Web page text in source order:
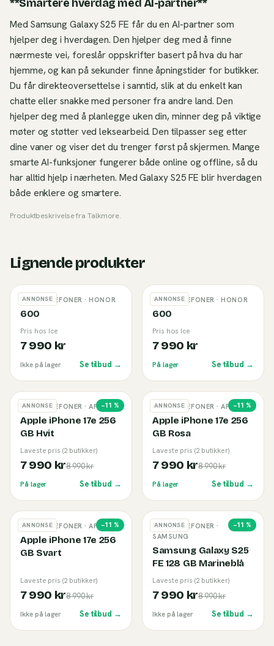
**Smartere hverdag med AI-partner**
Med Samsung Galaxy S25 FE får du en AI-partner som
hjelper deg i hverdagen. Den hjelper deg med å finne
nærmeste vei, foreslår oppskrifter basert på hva du har
hjemme, og kan på sekunder finne åpningstider for butikker.
Du får direkteoversettelse i sanntid, slik at du enkelt kan
chatte eller snakke med personer fra andre land. Den
hjelper deg med å planlegge uken din, minner deg på viktige
møter og støtter ved leksearbeid. Den tilpasser seg etter
dine vaner og viser det du trenger først på skjermen. Mange
smarte AI-funksjoner fungerer både online og offline, så du
har alltid hjelp i nærheten. Med Galaxy S25 FE blir hverdagen
både enklere og smartere.
Produktbeskrivelse fraTalkmore.
Lignende produkter
ANNONSE
MOBILTELEFONER · HONOR
600
Pris hos Ice
7 990 kr
Ikke på lager Se tilbud →
ANNONSE
MOBILTELEFONER · HONOR
600
Pris hos Ice
7 990 kr
På lager Se tilbud →
ANNONSE −11 %
MOBILTELEFONER · APPLE
Apple iPhone 17e 256
GB Hvit
Laveste pris (2 butikker)
7 990 kr8 990 kr
På lager Se tilbud →
ANNONSE −11 %
MOBILTELEFONER · APPLE
Apple iPhone 17e 256
GB Rosa
Laveste pris (2 butikker)
7 990 kr8 990 kr
På lager Se tilbud →
ANNONSE −11 %
MOBILTELEFONER · APPLE
Apple iPhone 17e 256
GB Svart
Laveste pris (2 butikker)
7 990 kr8 990 kr
Ikke på lager Se tilbud →
ANNONSE −11 %
MOBILTELEFONER ·
SAMSUNG
Samsung Galaxy S25
FE 128 GB Marineblå
Laveste pris (2 butikker)
7 990 kr8 990 kr
Ikke på lager Se tilbud →